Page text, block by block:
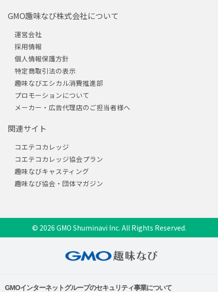
GMO趣味なび株式会社について
運営会社
採用情報
個人情報保護方針
特定商取引法の表示
趣味なびエシカル消費推進部
プロモーションについて
メーカー・広告代理店のご担当者様へ
関連サイト
コエテコカレッジ
コエテコカレッジ協会プラン
趣味なびキャスティング
趣味なび協会・団体マガジン
© 2026 GMO Shuminavi Inc. All Rights Reserved.